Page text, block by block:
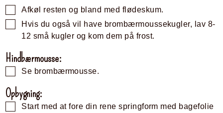
Afkøl resten og bland med flødeskum.
Hvis du også vil have brombærmoussekugler, lav 8-
12 små kugler og kom dem på frost.
Hindbærmousse:
Se brombærmousse.
Opbygning:
Start med at fore din rene springform med bagefolie